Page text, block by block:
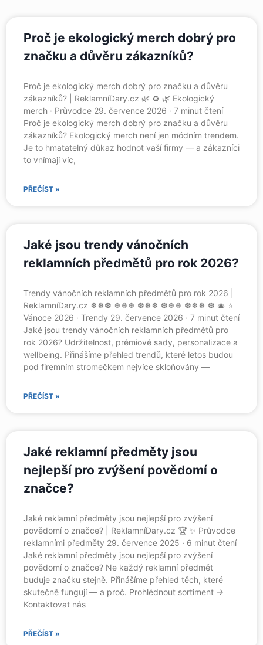
Proč je ekologický merch dobrý pro
značku a důvěru zákazníků?
Proč je ekologický merch dobrý pro značku a důvěru
zákazníků? | ReklamníDary.cz 🌿 ♻️ 🌿 Ekologický
merch · Průvodce 29. července 2026 · 7 minut čtení
Proč je ekologický merch dobrý pro značku a důvěru
zákazníků? Ekologický merch není jen módním trendem.
Je to hmatatelný důkaz hodnot vaší firmy — a zákazníci
to vnímají víc,
PŘEČÍST »
Jaké jsou trendy vánočních
reklamních předmětů pro rok 2026?
Trendy vánočních reklamních předmětů pro rok 2026 |
ReklamníDary.cz ❄❅❆ ❄❅❄ ❆❅❄ ❆❄❅ ❆❄❅ ❆ 🎄 ⭐
Vánoce 2026 · Trendy 29. července 2026 · 7 minut čtení
Jaké jsou trendy vánočních reklamních předmětů pro
rok 2026? Udržitelnost, prémiové sady, personalizace a
wellbeing. Přinášíme přehled trendů, které letos budou
pod firemním stromečkem nejvíce skloňovány —
PŘEČÍST »
Jaké reklamní předměty jsou
nejlepší pro zvýšení povědomí o
značce?
Jaké reklamní předměty jsou nejlepší pro zvýšení
povědomí o značce? | ReklamníDary.cz 🏆 ✨ Průvodce
reklamními předměty 29. července 2025 · 6 minut čtení
Jaké reklamní předměty jsou nejlepší pro zvýšení
povědomí o značce? Ne každý reklamní předmět
buduje značku stejně. Přinášíme přehled těch, které
skutečně fungují — a proč. Prohlédnout sortiment →
Kontaktovat nás
PŘEČÍST »